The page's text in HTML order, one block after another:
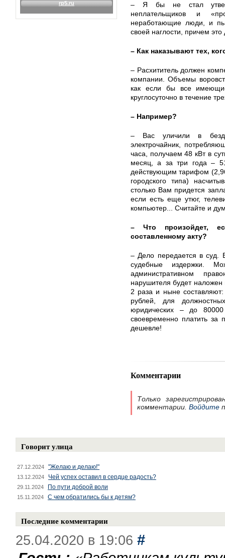
– Я бы не стал
неплательщиков и
неработающие люди, и
своей наглости, причем
– Как наказывают тех,
– Расхититель должен
компании. Объемы
как если бы все
круглосуточно в течение
– Например?
– Вас уличили в
электрочайник,
часа, получаем 48 кВт в
месяц, а за три года –
действующим тарифом
городского типа)
столько Вам придется
если есть еще утюг,
компьютер... Считайте и
– Что произойдет,
составленному акту?
– Дело передается в суд.
судебные издержки.
административном
нарушителя будет
2 раза и ныне
рублей, для
юридических – до
своевременно платить за
дешевле!
Комментарии
Только
комментарии. Войдите
Говорит улица
27.12.2024 "Желаю и делаю!"
13.12.2024 Чей успех оставил в сердце радость?
29.11.2024 По пути доброй воли
15.11.2024 С чем обратились бы к детям?
Последние комментарии
25.04.2020 в 19:06 #